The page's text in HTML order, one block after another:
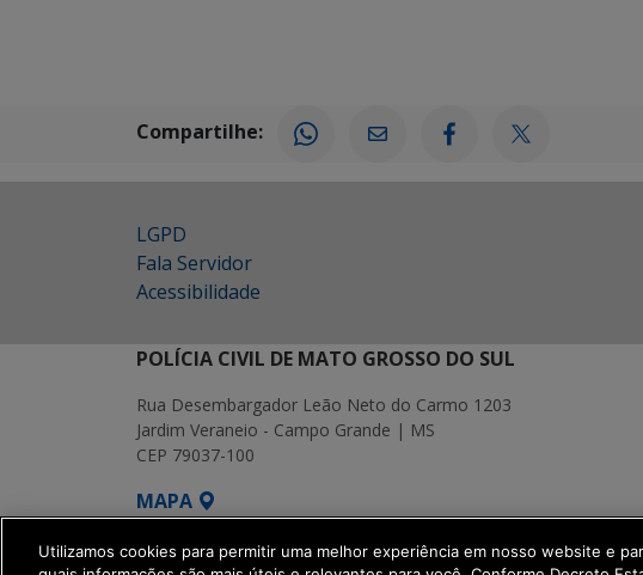
Compartilhe:
LGPD
Fala Servidor
Acessibilidade
POLÍCIA CIVIL DE MATO GROSSO DO SUL
Rua Desembargador Leão Neto do Carmo 1203
Jardim Veraneio - Campo Grande | MS
CEP 79037-100
MAPA
SETDIG | Secretaria-Executiva de Transformação
Utilizamos cookies para permitir uma melhor experiência em nosso website e